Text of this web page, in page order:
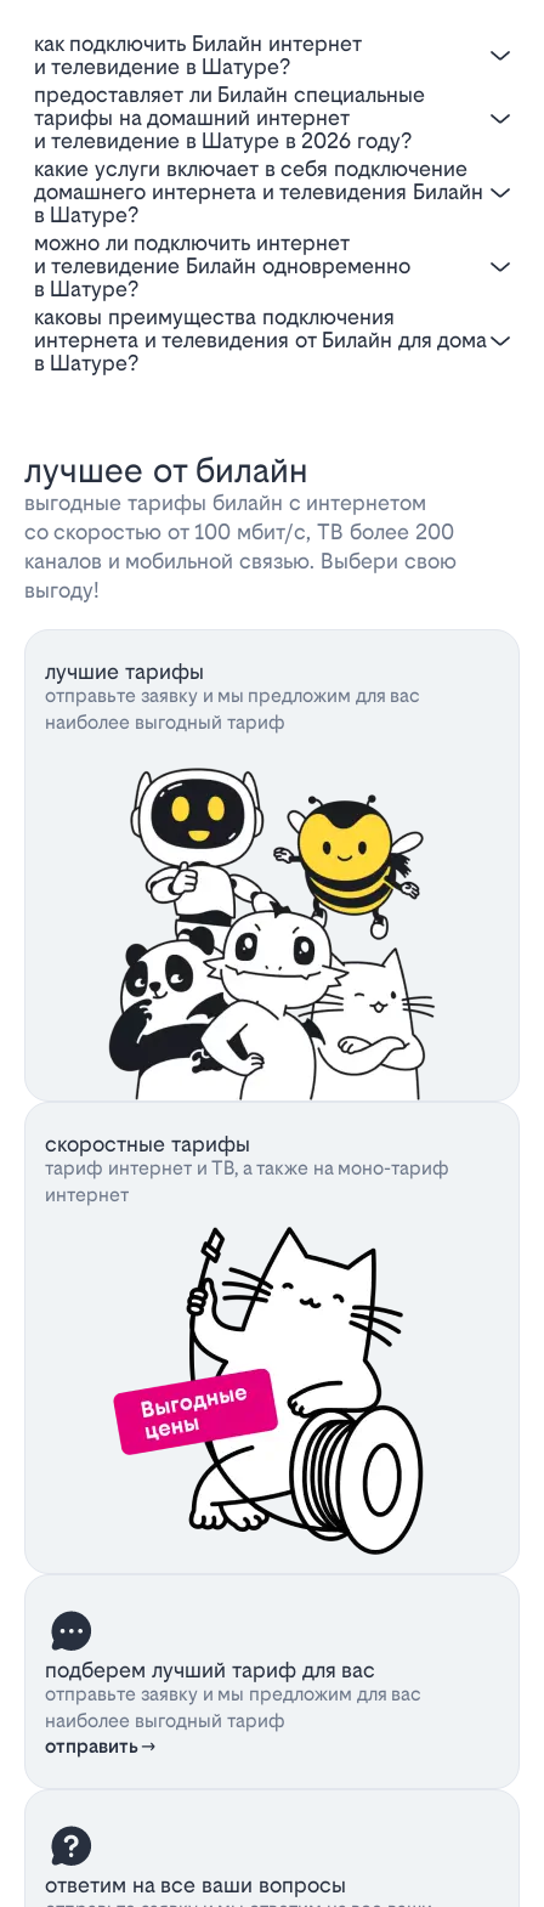
Как подключить Билайн интернет
и телевидение в Шатуре?
Предоставляет ли Билайн специальные
тарифы на домашний интернет
и телевидение в Шатуре в 2026 году?
Какие услуги включает в себя подключение
домашнего интернета и телевидения Билайн
в Шатуре?
Можно ли подключить интернет
и телевидение Билайн одновременно
в Шатуре?
Каковы преимущества подключения
интернета и телевидения от Билайн для дома
в Шатуре?
лучшее от билайн
выгодные тарифы билайн с интернетом
со скоростью от 100 мбит/с, ТВ более 200
каналов и мобильной связью. Выбери свою
выгоду!
лучшие тарифы
отправьте заявку и мы предложим для вас
наиболее выгодный тариф
скоростные тарифы
тариф интернет и ТВ, а также на моно-тариф
интернет
подберем лучший тариф для вас
отправьте заявку и мы предложим для вас
наиболее выгодный тариф
отправить
ответим на все ваши вопросы